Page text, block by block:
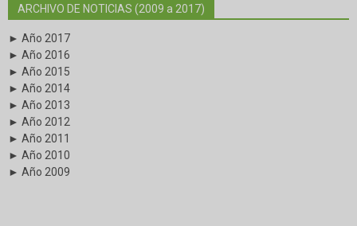
ARCHIVO DE NOTICIAS (2009 a 2017)
► Año 2017
► Año 2016
► Año 2015
► Año 2014
► Año 2013
► Año 2012
► Año 2011
► Año 2010
► Año 2009